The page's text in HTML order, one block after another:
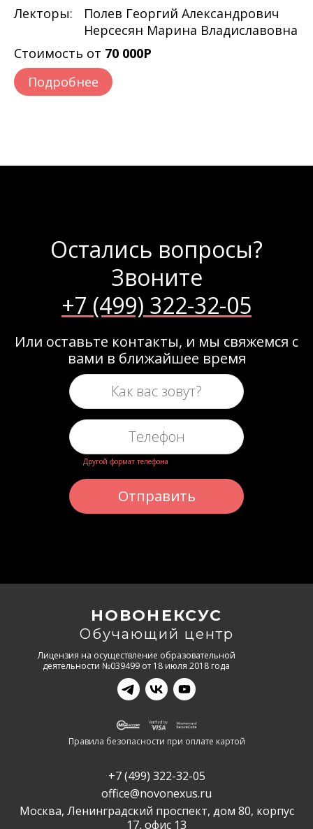
Лекторы:
Полев Георгий Александрович
Нерсесян Марина Владиславовна
Стоимость от 70 000Р
Подробнее
Остались вопросы?
Звоните
+7 (499) 322-32-05
Или оставьте контакты, и мы свяжемся с
вами в ближайшее время
Другой формат телефона
Отправить
НОВОНЕКСУС
Обучающий центр
Лицензия на осуществление образовательной
деятельности №039499 от 18 июля 2018 года
Правила безопасности при оплате картой
+7 (499) 322-32-05
office@novonexus.ru
Москва, Ленинградский проспект, дом 80, корпус
17, офис 13